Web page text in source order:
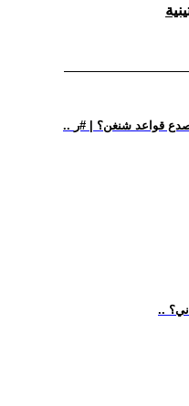
قواعد شنغن؟ | #ر